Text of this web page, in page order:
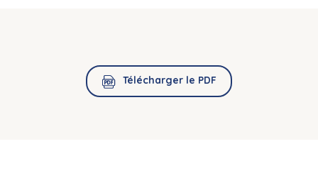
Télécharger le PDF